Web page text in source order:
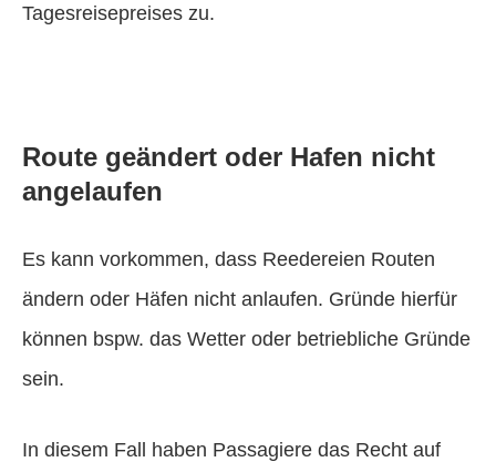
Tagesreisepreises zu.
Route geändert oder Hafen nicht
angelaufen
Es kann vorkommen, dass Reedereien Routen
ändern oder Häfen nicht anlaufen. Gründe hierfür
können bspw. das Wetter oder betriebliche Gründe
sein.
In diesem Fall haben Passagiere das Recht auf